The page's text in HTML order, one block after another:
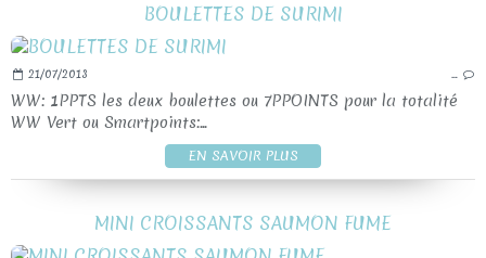
BOULETTES DE SURIMI
21/07/2013 …
WW: 1PPTS les deux boulettes ou 7PPOINTS pour la totalité
WW Vert ou Smartpoints:...
EN SAVOIR PLUS
MINI CROISSANTS SAUMON FUME